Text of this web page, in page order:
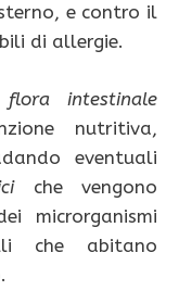
e contro il
di allergie.
flora
intestinale
nutritiva,
eventuali
che vengono
microrganismi
che abitano